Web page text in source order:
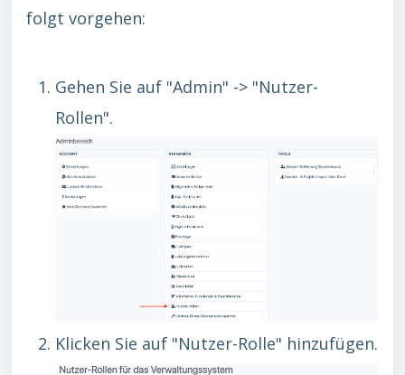
folgt vorgehen:
Gehen Sie auf "Admin" -> "Nutzer-
Rollen".
Klicken Sie auf "Nutzer-Rolle" hinzufügen.